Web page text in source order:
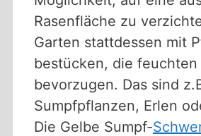
Rasenfläche zu
Garten stattdessen mit
bestücken, die feuchten
bevorzugen. Das sind
Sumpfpflanzen, Erlen
Die Gelbe Sumpf-